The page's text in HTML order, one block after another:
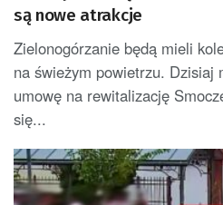
są nowe atrakcje
Zielonogórzanie będą mieli
na świeżym powietrzu. Dzisiaj
umowę na rewitalizację
się...